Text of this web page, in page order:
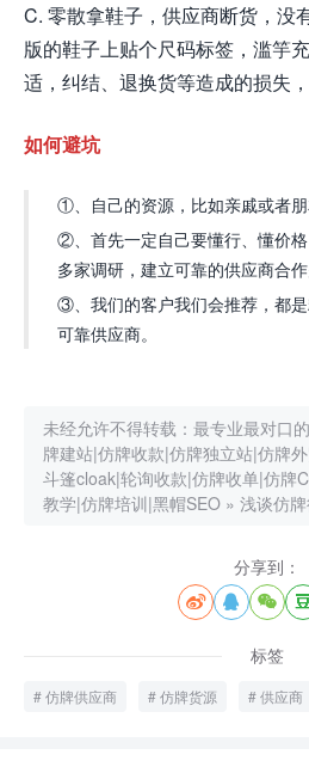
C. 零散拿鞋子，供应商断货，没
版的鞋子上贴个尺码标签，滥竽
适，纠结、退换货等造成的损失
如何避坑
①、自己的资源，比如亲戚或者朋
②、首先一定自己要懂行、懂价
多家调研，建立可靠的供应商合作
③、我们的客户我们会推荐，都
可靠供应商。
未经允许不得转载： 最专业最对口
牌建站|仿牌收款|仿牌独立站|仿牌
斗篷cloak|轮询收款|仿牌收单|仿牌
教学|仿牌培训|黑帽SEO » 浅谈仿
分享到：
  
标签
仿牌供应商 仿牌货源 供应商